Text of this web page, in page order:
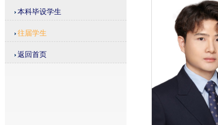
本科毕设学生
往届学生
返回首页